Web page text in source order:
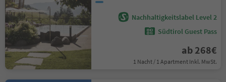
Nachhaltigkeitslabel Level 2
Südtirol Guest Pass
ab 268€
1 Nacht / 1 Apartment Inkl. MwSt.